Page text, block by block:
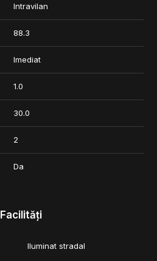
Intravilan
88.3
Imediat
1.0
30.0
2
Da
Facilități
Iluminat stradal